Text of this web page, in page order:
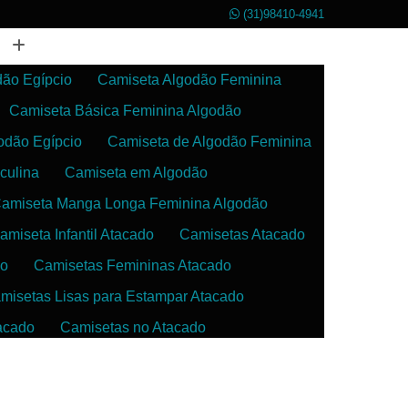
(31)98410-4941
Egípcio
Camiseta Algodão Feminina
Camiseta Básica Feminina Algodão
Egípcio
Camiseta de Algodão Feminina
Camiseta em Algodão
Manga Longa Feminina Algodão
Infantil Atacado
Camisetas Atacado
Camisetas Femininas Atacado
Lisas para Estampar Atacado
Camisetas no Atacado